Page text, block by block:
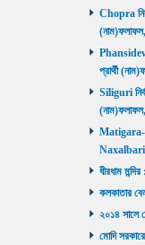
Chopra
প্রার্থী
Siliguri
Matigara-
Naxalbari
ধীরধাম
কলকাতার
২০১৪ সালে
মোদি